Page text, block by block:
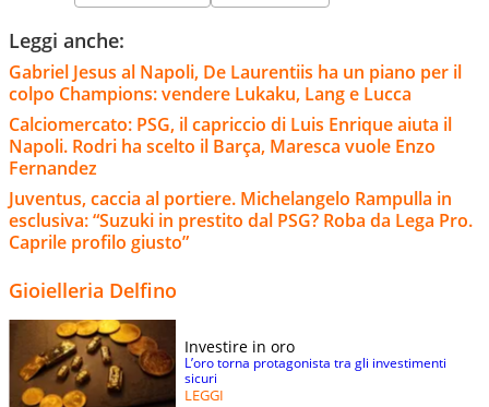
Leggi anche:
Gabriel Jesus al Napoli, De Laurentiis ha un piano per il
colpo Champions: vendere Lukaku, Lang e Lucca
Calciomercato: PSG, il capriccio di Luis Enrique aiuta il
Napoli. Rodri ha scelto il Barça, Maresca vuole Enzo
Fernandez
Juventus, caccia al portiere. Michelangelo Rampulla in
esclusiva: “Suzuki in prestito dal PSG? Roba da Lega Pro.
Caprile profilo giusto”
Gioielleria Delfino
Investire in oro
L’oro torna protagonista tra gli investimenti
sicuri
LEGGI